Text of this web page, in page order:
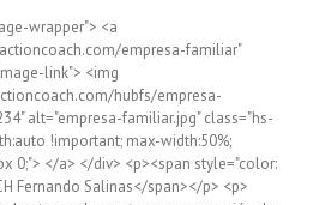
wrapper"> <a
empresa-familiar"
link"> <img
hubfs/empresa-
alt="empresa-familiar.jpg" class="hs-
!important; max-width:50%;
0;"> </a> </div> <p><span style="color:
Fernando Salinas</span></p> <p>